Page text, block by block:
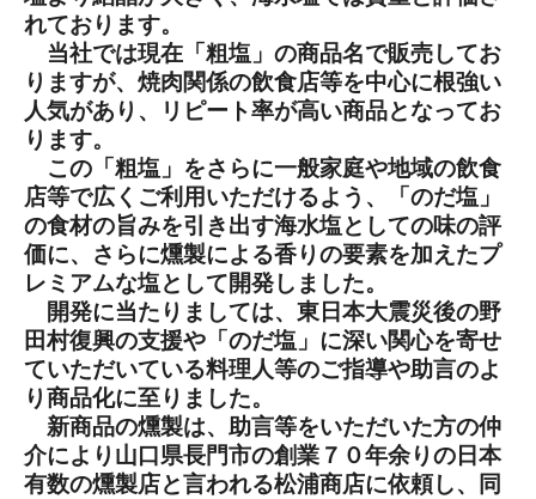
れております。
当社では現在「粗塩」の商品名で販売してお
りますが、焼肉関係の飲食店等を中心に根強い
人気があり、リピート率が高い商品となってお
ります。
この「粗塩」をさらに一般家庭や地域の飲食
店等で広くご利用いただけるよう、「のだ塩」
の食材の旨みを引き出す海水塩としての味の評
価に、さらに燻製による香りの要素を加えたプ
レミアムな塩として開発しました。
開発に当たりましては、東日本大震災後の野
田村復興の支援や「のだ塩」に深い関心を寄せ
ていただいている料理人等のご指導や助言のよ
り商品化に至りました。
新商品の燻製は、助言等をいただいた方の仲
介により山口県長門市の創業７０年余りの日本
有数の燻製店と言われる松浦商店に依頼し、同